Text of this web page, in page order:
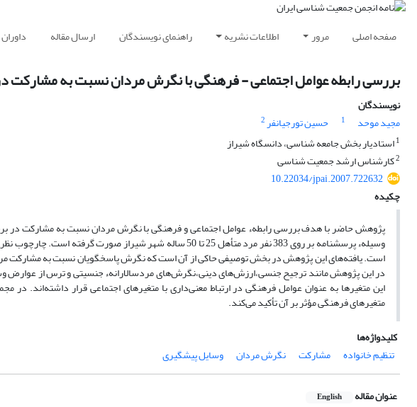
صفحه اصلی مرور اطلاعات نشریه راهنمای نویسندگان ارسال مقاله داوران
بررسی رابطه عوامل اجتماعی - فرهنگی با نگرش مردان نسبت به مشارکت در
نویسندگان
مجید موحد
1 حسین تورجیانفر2
1استادیار بخش جامعه شناسی، دانسگاه شیراز
2کارشناس ارشد جمعیت شناسی
10.22034/jpai.2007.722632
چکیده
پژوهش حاضر با هدف بررسی رابطهء عوامل اجتماعی و فرهنگی با نگرش مردان نسبت به‌ مشارکت در
وسیلهء پرسشنامه بر روی 383 نفر مرد متأهل 25 تا 50 ساله شهر
است. یافته‌های این پژوهش در بخش توصیفی حاکی از آن است که نگرش پاسخگویان نسبت به‌ مشارکت
در این پژوهش مانند ترجیح جنسی،ارزش‌های دینی،نگرش‌های مردسالارانهء جنسیتی و ترس‌ از عوارض
این‌ متغیرها به عنوان عوامل فرهنگی در ارتباط معنی‌داری با متغیرهای اجتماعی قرار داشته‌اند.
متغیرهای‌ فرهنگی مؤثر بر آن تأکید می‌کند.
کلیدواژه‌ها
تنظیم خانواده
مشارکت نگرش مردان وسایل پیشگیری
عنوان مقاله English